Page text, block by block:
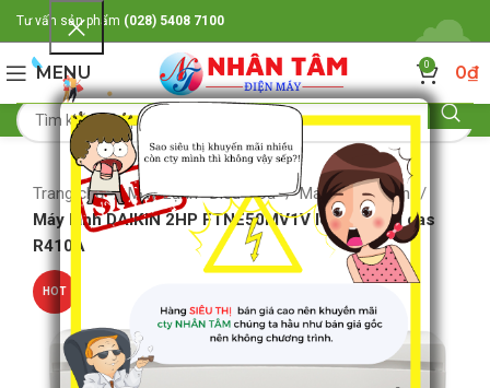
Tư vấn sản phẩm (028) 5408 7100
MENU 0 0₫
Trang chủ Máy Lạnh- Điều Hòa
Máy lạnh Daikin
Máy lạnh DAIKIN 2HP FTNE50MV1V loại thường gas
R410A
HOT